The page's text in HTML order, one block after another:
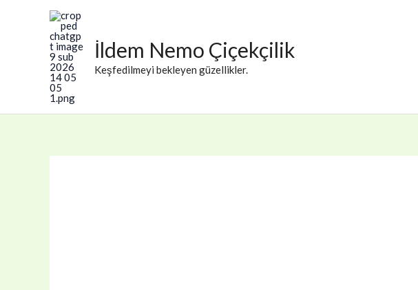
İldem Nemo Çiçekçilik
Keşfedilmeyi bekleyen güzellikler.